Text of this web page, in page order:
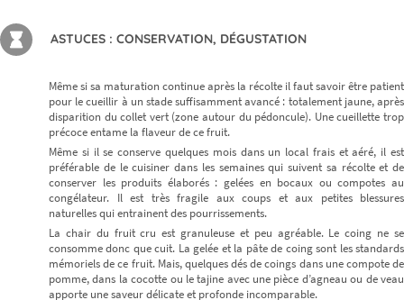
ASTUCES : CONSERVATION, DÉGUSTATION
Même si sa maturation continue après la récolte il faut savoir être patient
pour le cueillir à un stade suffisamment avancé : totalement jaune, après
disparition du collet vert (zone autour du pédoncule). Une cueillette trop
précoce entame la flaveur de ce fruit.
Même si il se conserve quelques mois dans un local frais et aéré, il est
préférable de le cuisiner dans les semaines qui suivent sa récolte et de
conserver les produits élaborés : gelées en bocaux ou compotes au
congélateur. Il est très fragile aux coups et aux petites blessures
naturelles qui entrainent des pourrissements.
La chair du fruit cru est granuleuse et peu agréable. Le coing ne se
consomme donc que cuit. La gelée et la pâte de coing sont les standards
mémoriels de ce fruit. Mais, quelques dés de coings dans une compote de
pomme, dans la cocotte ou le tajine avec une pièce d’agneau ou de veau
apporte une saveur délicate et profonde incomparable.